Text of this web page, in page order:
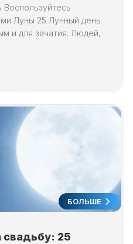
Луны 25 Лунный день
и для зачатия. Людей,
БОЛЬШЕ
свадьбу: 25